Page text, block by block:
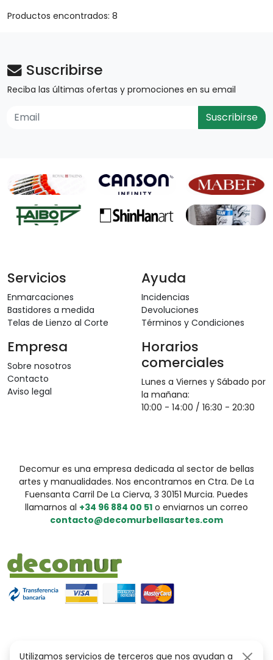
Productos encontrados: 8
Suscribirse
Reciba las últimas ofertas y promociones en su email
Suscribirse
Servicios
Enmarcaciones
Bastidores a medida
Telas de Lienzo al Corte
Ayuda
Incidencias
Devoluciones
Términos y Condiciones
Empresa
Sobre nosotros
Contacto
Aviso legal
Horarios
comerciales
Lunes a Viernes y Sábado por
la mañana:
10:00 - 14:00 / 16:30 - 20:30
Decomur es una empresa dedicada al sector de bellas
artes y manualidades. Nos encontramos en Ctra. De La
Fuensanta Carril De La Cierva, 3 30151 Murcia. Puedes
llamarnos al +34 96 884 00 51 o enviarnos un correo
contacto@decomurbellasartes.com
Utilizamos servicios de terceros que nos ayudan a